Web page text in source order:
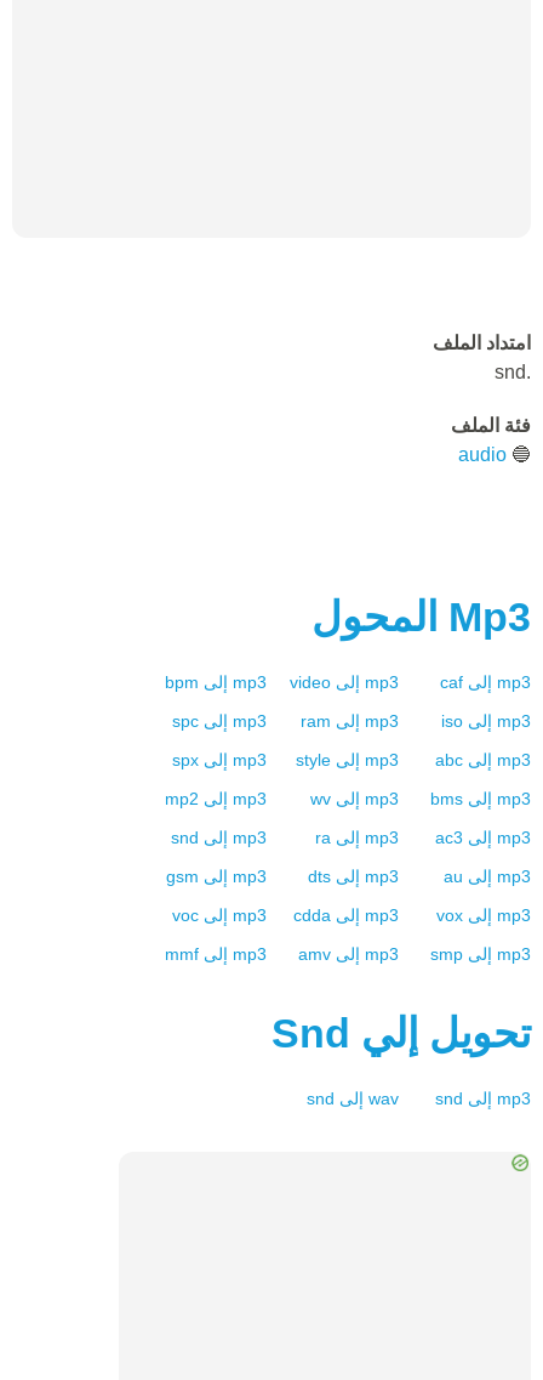
امتداد الملف
.snd
فئة الملف
🔵
audio
Mp3 المحول
mp3 إلى caf
mp3 إلى video
mp3 إلى bpm
mp3 إلى iso
mp3 إلى ram
mp3 إلى spc
mp3 إلى abc
mp3 إلى style
mp3 إلى spx
mp3 إلى bms
mp3 إلى wv
mp3 إلى mp2
mp3 إلى ac3
mp3 إلى ra
mp3 إلى snd
mp3 إلى au
mp3 إلى dts
mp3 إلى gsm
mp3 إلى vox
mp3 إلى cdda
mp3 إلى voc
mp3 إلى smp
mp3 إلى amv
mp3 إلى mmf
تحويل إلي Snd
mp3 إلى snd
wav إلى snd